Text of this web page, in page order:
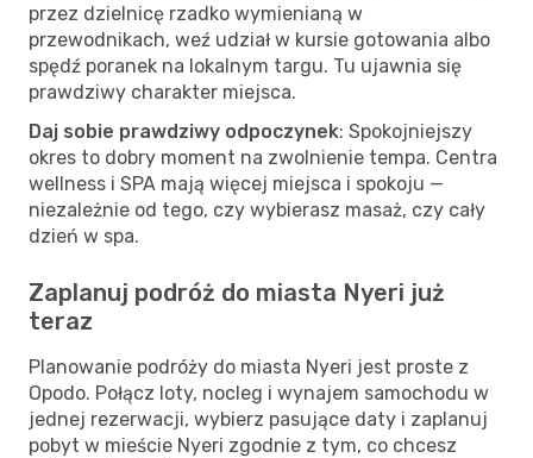
przez dzielnicę rzadko wymienianą w
przewodnikach, weź udział w kursie gotowania albo
spędź poranek na lokalnym targu. Tu ujawnia się
prawdziwy charakter miejsca.
Daj sobie prawdziwy odpoczynek: Spokojniejszy
okres to dobry moment na zwolnienie tempa. Centra
wellness i SPA mają więcej miejsca i spokoju —
niezależnie od tego, czy wybierasz masaż, czy cały
dzień w spa.
Zaplanuj podróż do miasta Nyeri już
teraz
Planowanie podróży do miasta Nyeri jest proste z
Opodo. Połącz loty, nocleg i wynajem samochodu w
jednej rezerwacji, wybierz pasujące daty i zaplanuj
pobyt w mieście Nyeri zgodnie z tym, co chcesz